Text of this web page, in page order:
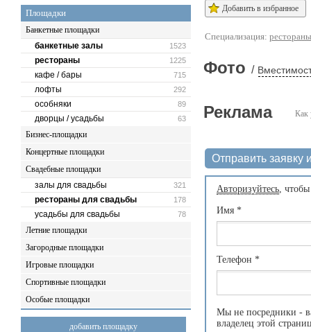
Площадки
Банкетные площадки
1523
банкетные залы
1225
рестораны
715
кафе / бары
292
лофты
89
особняки
63
дворцы / усадьбы
Бизнес-площадки
Концертные площадки
Свадебные площадки
321
залы для свадьбы
178
рестораны для свадьбы
78
усадьбы для свадьбы
Летние площадки
Загородные площадки
Игровые площадки
Спортивные площадки
Особые площадки
добавить площадку
Добавить в избранное
Специализация: рестораны
Фото /
Как
Реклама
Отправить заявку
Авторизуйтесь,
Имя *
Телефон *
Мы не посредники -
владелец этой